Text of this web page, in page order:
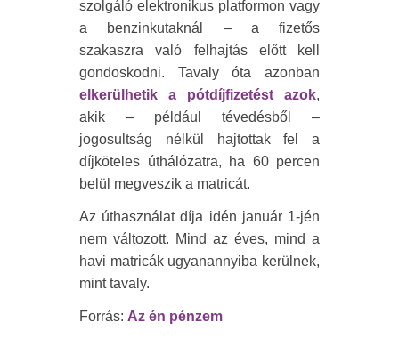
szolgáló elektronikus platformon vagy
a benzinkutaknál – a fizetős
szakaszra való felhajtás előtt kell
gondoskodni. Tavaly óta azonban
elkerülhetik a pótdíjfizetést azok,
akik – például tévedésből –
jogosultság nélkül hajtottak fel a
díjköteles úthálózatra, ha 60 percen
belül megveszik a matricát.
Az úthasználat díja idén január 1-jén
nem változott. Mind az éves, mind a
havi matricák ugyanannyiba kerülnek,
mint tavaly.
Forrás: Az én pénzem